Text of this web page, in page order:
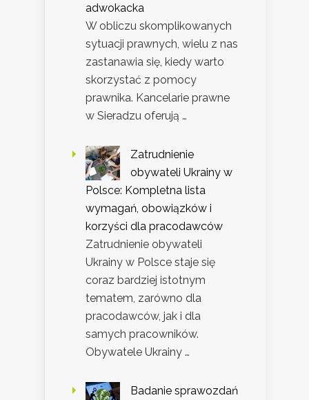
adwokacka
W obliczu skomplikowanych
sytuacji prawnych, wielu z nas
zastanawia się, kiedy warto
skorzystać z pomocy
prawnika. Kancelarie prawne
w Sieradzu oferują …
Zatrudnienie
obywateli Ukrainy w
Polsce: Kompletna lista
wymagań, obowiązków i
korzyści dla pracodawców
Zatrudnienie obywateli
Ukrainy w Polsce staje się
coraz bardziej istotnym
tematem, zarówno dla
pracodawców, jak i dla
samych pracowników.
Obywatele Ukrainy …
Badanie sprawozdań